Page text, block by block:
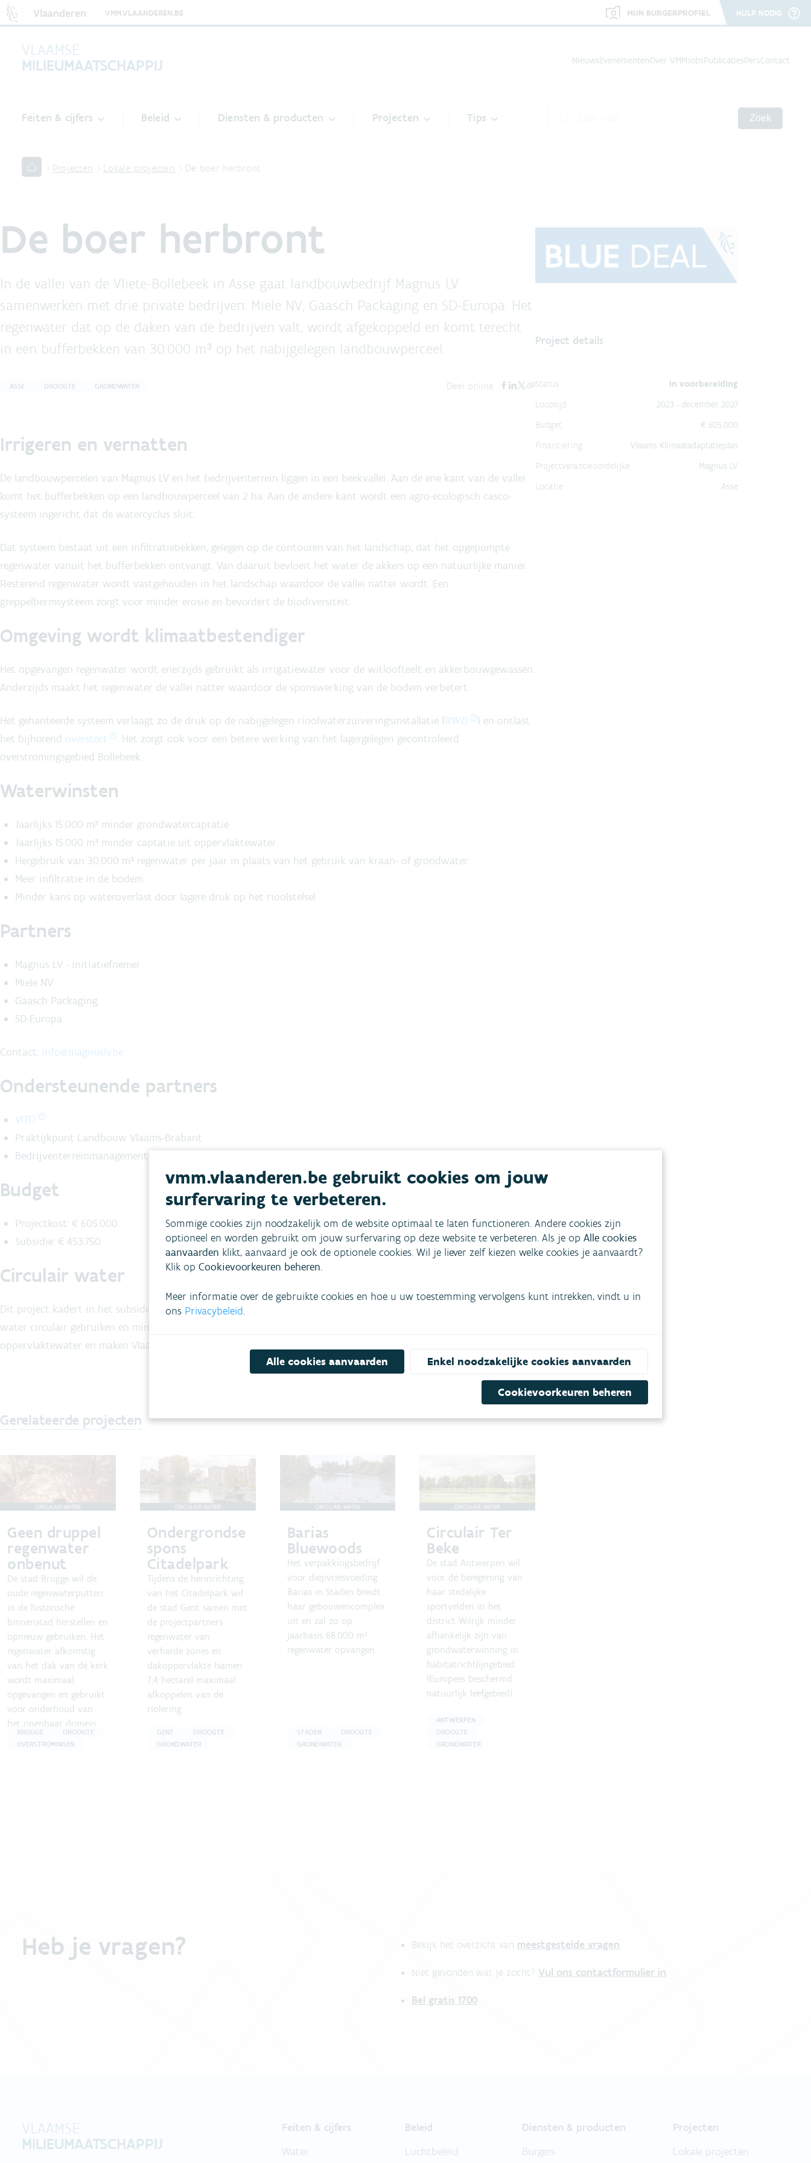
Vlaanderen VMM.VLAANDEREN.BE MIJN BURGERPROFIEL HULP NODIG
VLAAMSE
MILIEUMAATSCHAPPIJ
NieuwsEvenementenOver VMMJobsPublicatiesPersContact
Feiten & cijfers Beleid Diensten & producten Projecten Tips Zoek
Projecten Lokale projecten De boer herbront
De boer herbront
In de vallei van de Vliete-Bollebeek in Asse gaat landbouwbedrijf Magnus LV
samenwerken met drie private bedrijven: Miele NV, Gaasch Packaging en SD-Europa. Het
regenwater dat op de daken van de bedrijven valt, wordt afgekoppeld en komt terecht
in een bufferbekken van 30.000 m³ op het nabijgelegen landbouwperceel.
ASSE DROOGTE GRONDWATER Deel online
Irrigeren en vernatten
De landbouwpercelen van Magnus LV en het bedrijventerrein liggen in een beekvallei. Aan de ene kant van de vallei
komt het bufferbekken op een landbouwperceel van 2 ha. Aan de andere kant wordt een agro-ecologisch casco-
systeem ingericht dat de watercyclus sluit.
Dat systeem bestaat uit een infiltratiebekken, gelegen op de contouren van het landschap, dat het opgepompte
regenwater vanuit het bufferbekken ontvangt. Van daaruit bevloeit het water de akkers op een natuurlijke manier.
Resterend regenwater wordt vastgehouden in het landschap waardoor de vallei natter wordt. Een
greppelbermsysteem zorgt voor minder erosie en bevordert de biodiversiteit.
Omgeving wordt klimaatbestendiger
Het opgevangen regenwater wordt enerzijds gebruikt als irrigatiewater voor de witloofteelt en akkerbouwgewassen.
Anderzijds maakt het regenwater de vallei natter waardoor de sponswerking van de bodem verbetert.
Het gehanteerde systeem verlaagt zo de druk op de nabijgelegen rioolwaterzuiveringsinstallatie (RWZI
) en ontlast
het bijhorend overstort
. Het zorgt ook voor een betere werking van het lagergelegen gecontroleerd
overstromingsgebied Bollebeek.
Waterwinsten
Jaarlijks 15.000 m³ minder grondwatercaptatie
Jaarlijks 15.000 m³ minder captatie uit oppervlaktewater
Hergebruik van 30.000 m³ regenwater per jaar in plaats van het gebruik van kraan- of grondwater.
Meer infiltratie in de bodem
Minder kans op wateroverlast door lagere druk op het rioolstelsel
Partners
Magnus LV - initiatiefnemer
Miele NV
Gaasch Packaging
SD-Europa
Contact: info@magnuslv.be
Ondersteunende partners
VITO
Praktijkpunt Landbouw Vlaams-Brabant
Bedrijventerreinmanagement Asse
Budget
Projectkost: € 605.000
Subsidie: € 453.750
Circulair water
Dit project kadert in het subsidieprogrammaCirculair water
water circulair gebruiken en minder water verbruiken. Ze verlagen zo de druk op ons kostbare grond- en
oppervlaktewater en maken Vlaanderen weerbaarder tegen droogte en waterschaarste.
Gerelateerde projecten
Geen druppel
regenwater
onbenut
De stad Brugge wil de
oude regenwaterputten
in de historische
binnenstad herstellen en
opnieuw gebruiken. Het
regenwater afkomstig
van het dak van de kerk
wordt maximaal
opgevangen en gebruikt
voor onderhoud van
het openbaar domein.
BRUGGE
DROOGTE
OVERSTROMINGEN
Ondergrondse
spons
Citadelpark
Tijdens de herinrichting
van het Citadelpark wil
de stad Gent samen met
de projectpartners
regenwater van
verharde zones en
dakoppervlakte (samen
7,4 hectare) maximaal
afkoppelen van de
riolering.
GENT
DROOGTE
GRONDWATER
Barias
Bluewoods
Het verpakkingsbedrijf
voor diepvriesvoeding
Barias in Staden breidt
haar gebouwencomplex
uit en zal zo op
jaarbasis 68.000 m³
regenwater opvangen.
STADEN
DROOGTE
GRONDWATER
Circulair Ter
Beke
De stad Antwerpen wil
voor de beregening van
haar stedelijke
sportvelden in het
district Wilrijk minder
afhankelijk zijn van
grondwaterwinning in
habitatrichtlijngebied
(Europees beschermd
natuurlijk leefgebied).
ANTWERPEN
DROOGTE
GRONDWATER
Project details
Status
In voorbereiding
Looptijd
2023 - december 2027
Budget
€ 605.000
Financiering
Vlaams Klimaatadaptatieplan
Projectverantwoordelijke
Magnus LV
Locatie
Asse
Heb je vragen? Bekijk het overzicht van meestgestelde vragen.
Niet gevonden wat je zocht? Vul ons contactformulier in.
Bel gratis 1700
VLAAMSE
MILIEUMAATSCHAPPIJ
Feiten & cijfers
Water
Beleid
Luchtbeleid
Diensten & producten
Burgers
Projecten
Lokale projecten
vmm.vlaanderen.be gebruikt cookies om jouw
surfervaring te verbeteren.
Sommige cookies zijn noodzakelijk om de website optimaal te laten functioneren. Andere cookies zijn
optioneel en worden gebruikt om jouw surfervaring op deze website te verbeteren. Als je op Alle cookies
aanvaarden klikt, aanvaard je ook de optionele cookies. Wil je liever zelf kiezen welke cookies je aanvaardt?
Klik op Cookievoorkeuren beheren.
Meer informatie over de gebruikte cookies en hoe u uw toestemming vervolgens kunt intrekken, vindt u in
ons Privacybeleid.
Alle cookies aanvaarden Enkel noodzakelijke cookies aanvaarden
Cookievoorkeuren beheren